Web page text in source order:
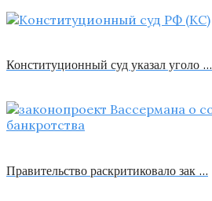
Конституционный суд указал уголо …
Правительство раскритиковало зак …